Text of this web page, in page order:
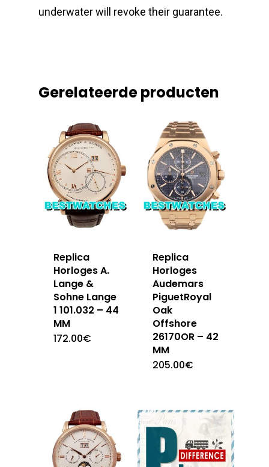
underwater will revoke their guarantee.
Gerelateerde producten
Replica
Horloges A.
Lange &
Sohne Lange
1 101.032 – 44
MM
172.00€
Replica
Horloges
Audemars
PiguetRoyal
Oak
Offshore
26170OR – 42
MM
205.00€